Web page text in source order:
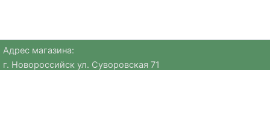
Адрес магазина:
г. Новороссийск ул. Суворовская 71